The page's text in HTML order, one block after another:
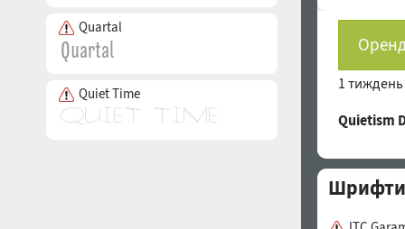
Quartal
Quiet Time
1
Шрифти